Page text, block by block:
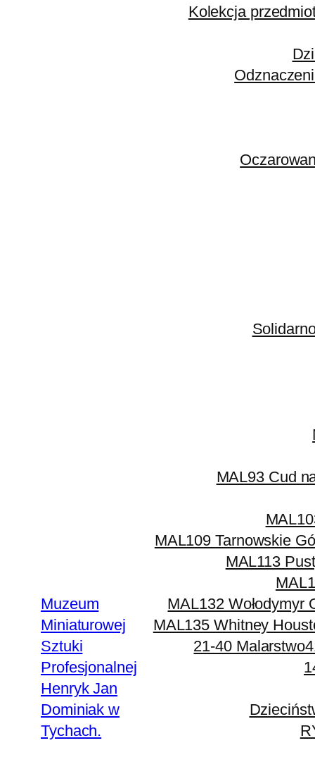
Muzeum
Miniaturowej
Sztuki
Profesjonalnej
Henryk Jan
Dominiak w
Tychach.
Kolekcja
MAL93 Cud
MAL109 Tarnowskie
MAL113
MAL132 Wołodymyr
MAL135 Whitney
21-40 Malarstwo